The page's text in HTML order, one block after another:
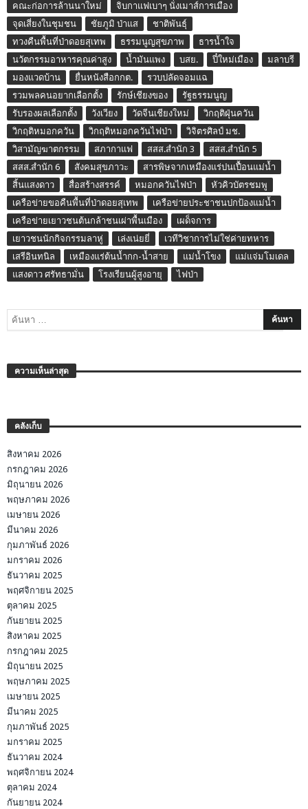
คณะก่อการล้านนาใหม่
จิบกาแฟเบาๆ นั่งเมาส์การเมือง
จุดเสี่ยงในชุมชน
ชัยภูมิ ป่าแส
ชาติพันธุ์
ทวงคืนพื้นที่ป่าดอยสุเทพ
ธรรมนูญสุขภาพ
ธารน้ำใจ
นวัตกรรมอาหารคุณค่าสูง
น้ำมันแพง บสย. ปี๋ใหม่เมือง
มลาบรี
มองแวดบ้าน
ยื่นหนังสือกกต.
รวบปลัดจอมแฉ
รวมพลคนอยากเลือกตั้ง
รักษ์เชียงของ
รัฐธรรมนูญ
รับรองผลเลือกตั้ง
วังเวียง วัดจีนเชียงใหม่
วิกฤติฝุ่นควัน
วิกฤติหมอกควัน
วิกฤติหมอกควันไฟป่า
วิจิตรศิลป์ มช.
วิสามัญฆาตกรรม
สภากาแฟ สสส.สำนัก 3
สสส.สำนัก 5
สสส.สำนัก 6
สังคมสุขภาวะ
สารพิษจากเหมืองแร่ปนเปื้อนแม่น้ำ
สิ้นแสงดาว
สื่อสร้างสรรค์ หมอกควันไฟป่า
หัวคิวบัตรชมพู
เครือข่ายขอคืนพื้นที่ป่าดอยสุเทพ
เครือข่ายประชาชนปกป้องแม่น้ำ
เครือข่ายเยาวชนต้นกล้าชนเผ่าพื้นเมือง
เผด็จการ
เยาวชนนักกิจกรรมลาหู่
เล่งเน่ยยี่
เวทีวิชาการไม่ใช่ค่ายทหาร
เสรีอินทนิล
เหมืองแร่ต้นน้ำกก-น้ำสาย แม่น้ำโขง
แม่แจ่มโมเดล
แสงดาว ศรัทธามั่น
โรงเรียนผู้สูงอายุ ไฟป่า
ความเห็นล่าสุด
คลังเก็บ
สิงหาคม 2026
กรกฎาคม 2026
มิถุนายน 2026
พฤษภาคม 2026
เมษายน 2026
มีนาคม 2026
กุมภาพันธ์ 2026
มกราคม 2026
ธันวาคม 2025
พฤศจิกายน 2025
ตุลาคม 2025
กันยายน 2025
สิงหาคม 2025
กรกฎาคม 2025
มิถุนายน 2025
พฤษภาคม 2025
เมษายน 2025
มีนาคม 2025
กุมภาพันธ์ 2025
มกราคม 2025
ธันวาคม 2024
พฤศจิกายน 2024
ตุลาคม 2024
กันยายน 2024